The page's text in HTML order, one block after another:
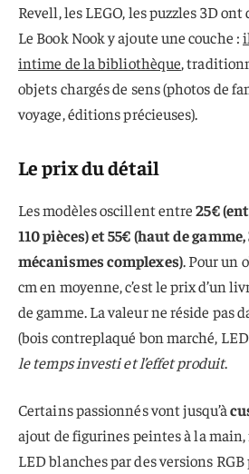
Revell, les LEGO, les puzzles 3D
Le Book Nook y ajoute une couche :
intime de la bibliothèque,
objets chargés de sens (photos de
voyage, éditions précieuses).
Le prix du détail
Les modèles oscillent entre25€
110 pièces) et 55€ (haut de
mécanismes complexes). Pour un
cm en moyenne, c’est le prix d’un
de gamme. La valeur ne réside pas
(bois contreplaqué bon marché,
le temps investi et l’effet produit.
Certains passionnés vont jusqu’à
ajout de figurines peintes à la
LED blanches par des versions